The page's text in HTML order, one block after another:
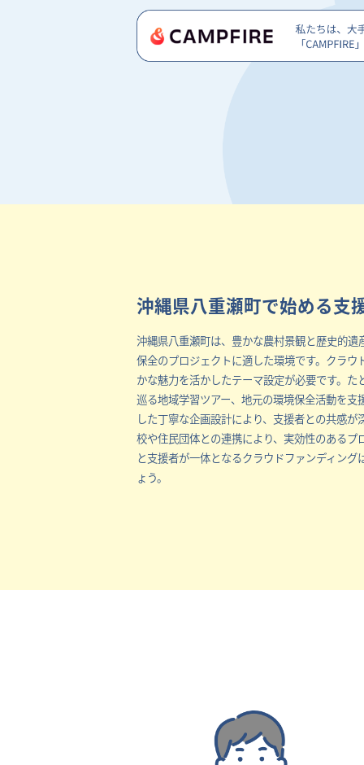
沖縄県八重瀬町で始める支
沖縄県八重瀬町は、豊かな農村景観と歴史的
保全のプロジェクトに適した環境です。クラ
かな魅力を活かしたテーマ設定が必要です。
巡る地域学習ツアー、地元の環境保全活動を
した丁寧な企画設計により、支援者との共感
校や住民団体との連携により、実効性のある
と支援者が一体となるクラウドファンディン
ょう。